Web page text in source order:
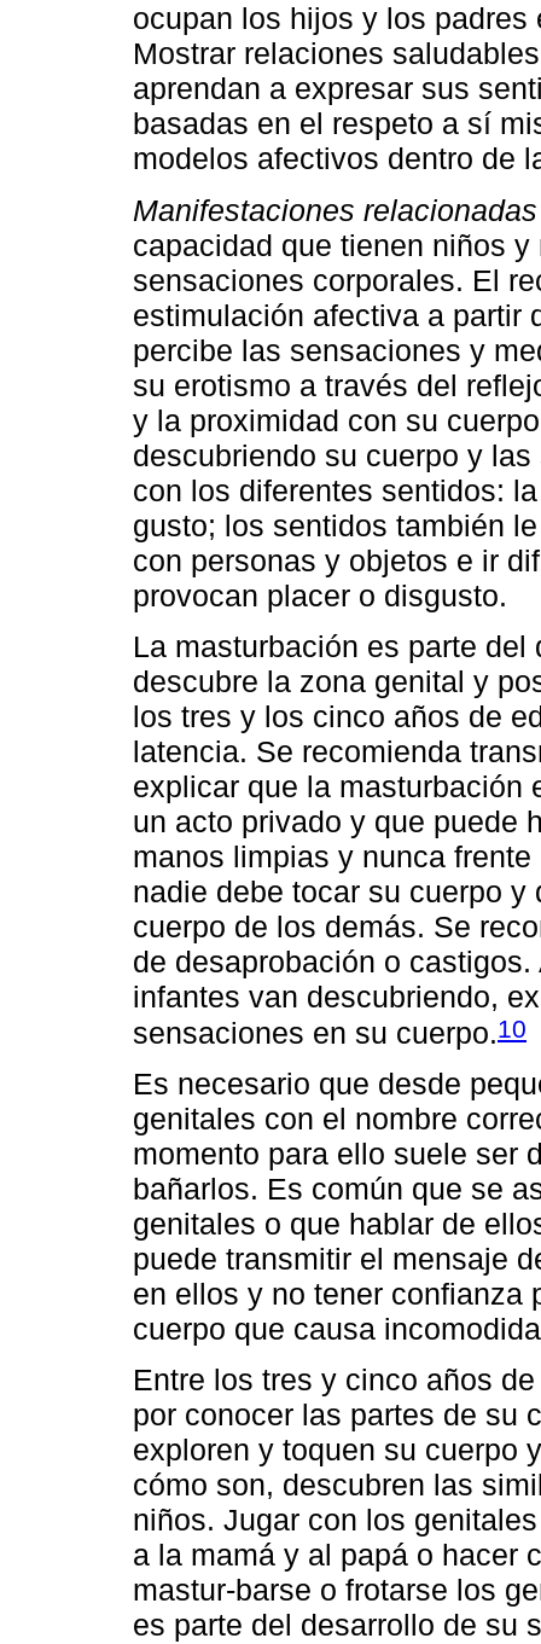
ocupan los hijos y los
Mostrar relaciones
aprendan a expresar sus
basadas en el respeto a sí
modelos afectivos dentro de
Manifestaciones
capacidad que tienen niños
sensaciones corporales. El
estimulación afectiva a partir
percibe las sensaciones y
su erotismo a través del
y la proximidad con su
descubriendo su cuerpo y
con los diferentes sentidos:
gusto; los sentidos también
con personas y objetos e ir
provocan placer o disgusto.
La masturbación es parte
descubre la zona genital y
los tres y los cinco años de
latencia. Se recomienda
explicar que la masturbación
un acto privado y que puede
manos limpias y nunca
nadie debe tocar su cuerpo
cuerpo de los demás. Se
de desaprobación o
infantes van descubriendo,
sensaciones en su cuerpo.10
Es necesario que desde
genitales con el nombre
momento para ello suele ser
bañarlos. Es común que se
genitales o que hablar de
puede transmitir el mensaje
en ellos y no tener confianza
cuerpo que causa
Entre los tres y cinco años
por conocer las partes de su
exploren y toquen su cuerpo
cómo son, descubren las
niños. Jugar con los
a la mamá y al papá o hacer
mastur-barse o frotarse los
es parte del desarrollo de su